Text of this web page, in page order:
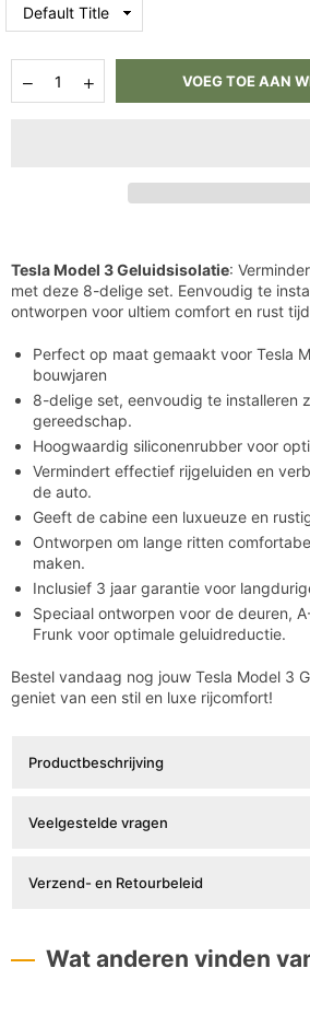
Aantal
verlagen
Aantal
verhogen
VOEG TOE AAN
Tesla Model 3 Geluidsisolatie:
met deze 8-delige set. Eenvoudig te
ontworpen voor ultiem comfort en rust
Perfect op maat gemaakt voor Tesla
bouwjaren
8-delige set, eenvoudig te installeren
gereedschap.
Hoogwaardig siliconenrubber voor
Vermindert effectief rijgeluiden en
de auto.
Geeft de cabine een luxueuze en
Ontworpen om lange ritten
maken.
Inclusief 3 jaar garantie voor
Speciaal ontworpen voor de deuren,
Frunk voor optimale geluidreductie.
Bestel vandaag nog jouw Tesla Model 3
geniet van een stil en luxe rijcomfort!
Productbeschrijving
Veelgestelde vragen
Verzend- en Retourbeleid
Wat anderen vinden